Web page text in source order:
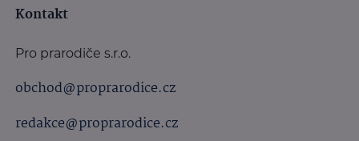
Kontakt
Pro prarodiče s.r.o.
obchod@proprarodice.cz
redakce@proprarodice.cz